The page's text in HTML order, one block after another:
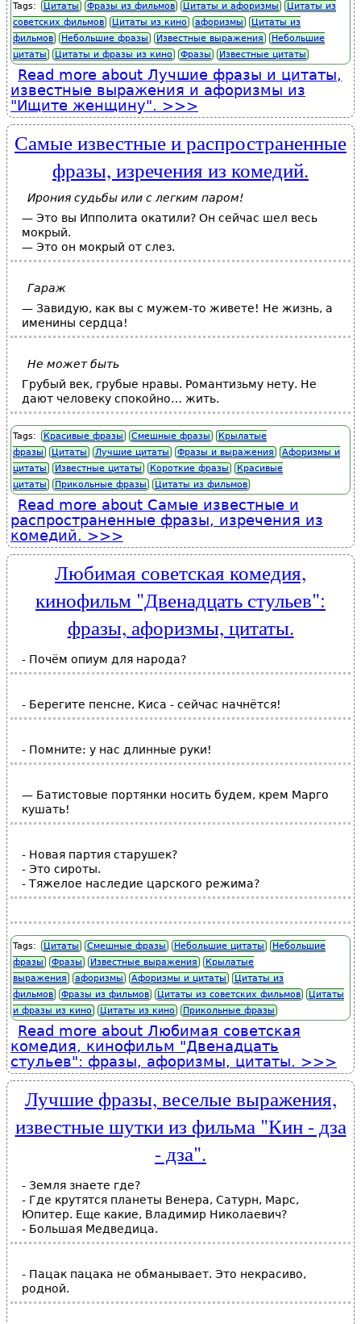
Tags: Цитаты Фразы из фильмов Цитаты и афоризмы
Цитаты из
советских фильмов
Цитаты из кино афоризмы
Цитаты из
фильмов
Небольшие фразы Известные выражения
Небольшие
цитаты
Цитаты и фразы из кино Фразы Известные цитаты
Read more about Лучшие фразы и цитаты,
известные выражения и афоризмы из
"Ищите женщину".
Самые известные и распространенные
фразы, изречения из комедий.
Ирония судьбы или с легким паром!
— Это вы Ипполита окатили? Он сейчас шел весь
мокрый.
— Это он мокрый от слез.
Гараж
— Завидую, как вы с мужем-то живете! Не жизнь, а
именины сердца!
Не может быть
Грубый век, грубые нравы. Романтизьму нету. Не
дают человеку спокойно… жить.
Tags: Красивые фразы Смешные фразы
Крылатые
фразы
Цитаты Лучшие цитаты Фразы и выражения
Афоризмы и
цитаты
Известные цитаты Короткие фразы
Красивые
цитаты
Прикольные фразы Цитаты из фильмов
Read more about Самые известные и
распространенные фразы, изречения из
комедий.
Любимая советская комедия,
кинофильм "Двенадцать стульев":
фразы, афоризмы, цитаты.
- Почём опиум для народа?
- Берегите пенсне, Киса - сейчас начнётся!
- Помните: у нас длинные руки!
— Батистовые портянки носить будем, крем Марго
кушать!
- Новая партия старушек?
- Это сироты.
- Тяжелое наследие царского режима?
Tags: Цитаты Смешные фразы Небольшие цитаты
Небольшие
фразы
Фразы Известные выражения
Крылатые
выражения
афоризмы Афоризмы и цитаты
Цитаты из
фильмов
Фразы из фильмов Цитаты из советских фильмов
Цитаты
и фразы из кино
Цитаты из кино Прикольные фразы
Read more about Любимая советская
комедия, кинофильм "Двенадцать
стульев": фразы, афоризмы, цитаты.
Лучшие фразы, веселые выражения,
известные шутки из фильма "Кин - дза
- дза".
- Земля знаете где?
- Где крутятся планеты Венера, Сатурн, Марс,
Юпитер. Еще какие, Владимир Николаевич?
- Большая Медведица.
- Пацак пацака не обманывает. Это некрасиво,
родной.